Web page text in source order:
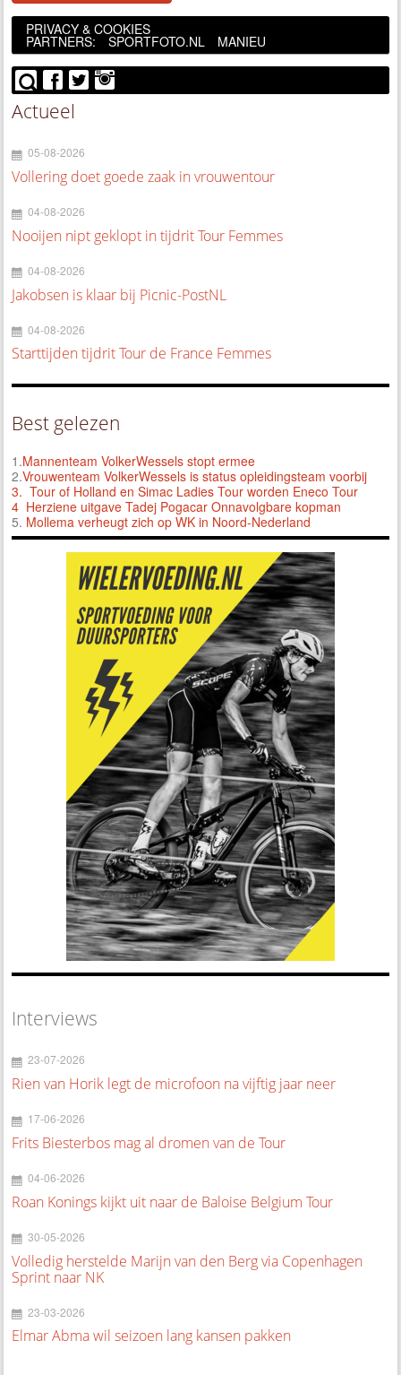
PRIVACY & COOKIES
PARTNERS: SPORTFOTO.NL MANIEU
Actueel
05-08-2026
Vollering doet goede zaak in vrouwentour
04-08-2026
Nooijen nipt geklopt in tijdrit Tour Femmes
04-08-2026
Jakobsen is klaar bij Picnic-PostNL
04-08-2026
Starttijden tijdrit Tour de France Femmes
Best gelezen
1.Mannenteam VolkerWessels stopt ermee
2.Vrouwenteam VolkerWessels is status opleidingsteam voorbij
3. Tour of Holland en Simac Ladies Tour worden Eneco Tour
4 Herziene uitgave Tadej Pogacar Onnavolgbare kopman
5. Mollema verheugt zich op WK in Noord-Nederland
Interviews
23-07-2026
Rien van Horik legt de microfoon na vijftig jaar neer
17-06-2026
Frits Biesterbos mag al dromen van de Tour
04-06-2026
Roan Konings kijkt uit naar de Baloise Belgium Tour
30-05-2026
Volledig herstelde Marijn van den Berg via Copenhagen
Sprint naar NK
23-03-2026
Elmar Abma wil seizoen lang kansen pakken